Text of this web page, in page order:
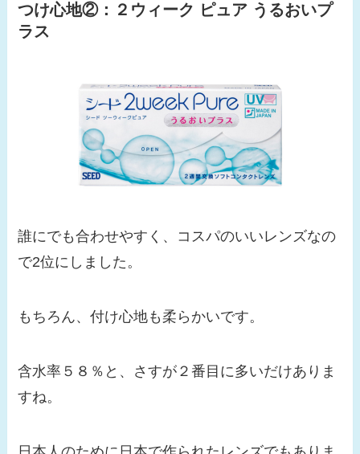
つけ心地②：２ウィーク ピュア うるおいプ
ラス
誰にでも合わせやすく、コスパのいいレンズなの
で2位にしました。
もちろん、付け心地も柔らかいです。
含水率５８％と、さすが２番目に多いだけありま
すね。